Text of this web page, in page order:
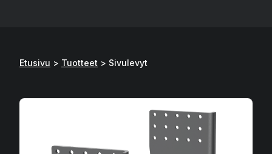
Etusivu > Tuotteet > Sivulevyt